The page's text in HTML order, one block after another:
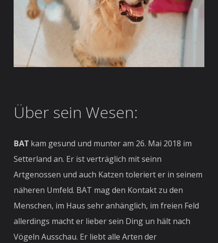
Über sein Wesen:
BAT kam gesund und munter am 26. Mai 2018 im
Setterland an. Er ist verträglich mit seinn
Artgenossen und auch Katzen toleriert er in seinem
näheren Umfeld. BAT mag den Kontakt zu den
Menschen, im Haus sehr anhänglich, im freien Feld
allerdings macht er lieber sein Ding un hält nach
Vögeln Ausschau. Er liebt alle Arten der